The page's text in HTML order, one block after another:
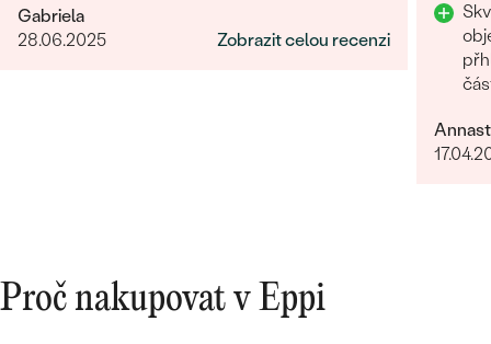
dořešili jsme všechny detaily objednávky. Šperk
je nádherný, udělal velikou radost, je originální a
Gabriela
28.06.2025
Zobrazit celou recenzi
Proč nakupovat v Eppi